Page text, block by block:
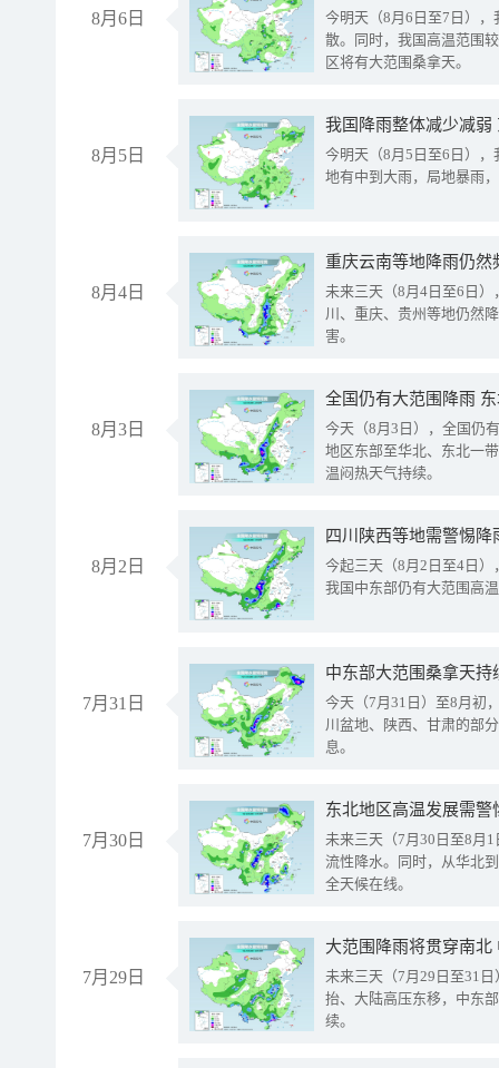
8月6日
今明天（8月6日至7日）
散。同时，我国高温范围
区将有大范围桑拿天。
8月5日
我国降雨整体减少减弱
今明天（8月5日至6日）
地有中到大雨，局地暴雨
8月4日
重庆云南等地降雨仍然
未来三天（8月4日至6日
川、重庆、贵州等地仍然
害。
8月3日
全国仍有大范围降雨
今天（8月3日），全国仍
地区东部至华北、东北一
温闷热天气持续。
8月2日
今起三天（8月2日至4日
我国中东部仍有大范围高
7月31日
中东部大范围桑拿天
今天（7月31日）至8月初
川盆地、陕西、甘肃的部
息。
7月30日
东北地区高温发展需
未来三天（7月30日至8月
流性降水。同时，从华北
全天候在线。
7月29日
大范围降雨将贯穿南
未来三天（7月29日至31
抬、大陆高压东移，中东
续。